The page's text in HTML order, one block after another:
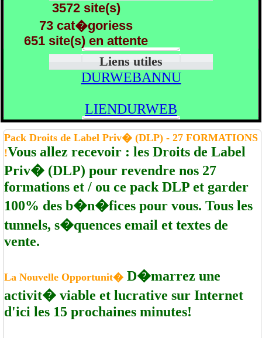
3572 site(s)
73 cat�goriess
651 site(s) en attente
Liens utiles
DURWEBANNU
LIENDURWEB
Pack Droits de Label Priv� (DLP) - 27 FORMATIONS
!Vous allez recevoir : les Droits de Label
Priv� (DLP) pour revendre nos 27
formations et / ou ce pack DLP et garder
100% des b�n�fices pour vous. Tous les
tunnels, s�quences email et textes de
vente.
La Nouvelle Opportunit� D�marrez une
activit� viable et lucrative sur Internet
d'ici les 15 prochaines minutes!